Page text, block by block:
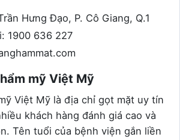
Hưng Đạo, P. Cô Giang, Q.1
1900 636 227
mỹ Việt Mỹ
Việt Mỹ là địa chỉ gọt mặt uy tín
khách hàng đánh giá cao và
Tên tuổi của bệnh viện gắn liền